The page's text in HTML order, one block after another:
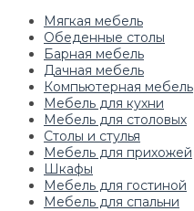
Мягкая мебель
Обеденные столы
Барная мебель
Дачная мебель
Компьютерная мебель
Мебель для кухни
Мебель для столовых
Столы и стулья
Мебель для прихожей
Шкафы
Мебель для гостиной
Мебель для спальни